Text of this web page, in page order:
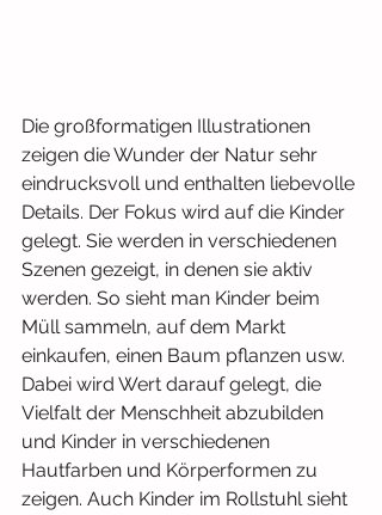
Die großformatigen Illustrationen
zeigen die Wunder der Natur sehr
eindrucksvoll und enthalten liebevolle
Details. Der Fokus wird auf die Kinder
gelegt. Sie werden in verschiedenen
Szenen gezeigt, in denen sie aktiv
werden. So sieht man Kinder beim
Müll sammeln, auf dem Markt
einkaufen, einen Baum pflanzen usw.
Dabei wird Wert darauf gelegt, die
Vielfalt der Menschheit abzubilden
und Kinder in verschiedenen
Hautfarben und Körperformen zu
zeigen. Auch Kinder im Rollstuhl sieht